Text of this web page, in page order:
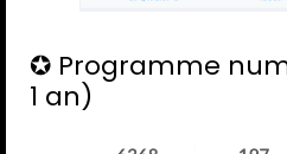
✪ Programme
1 an)